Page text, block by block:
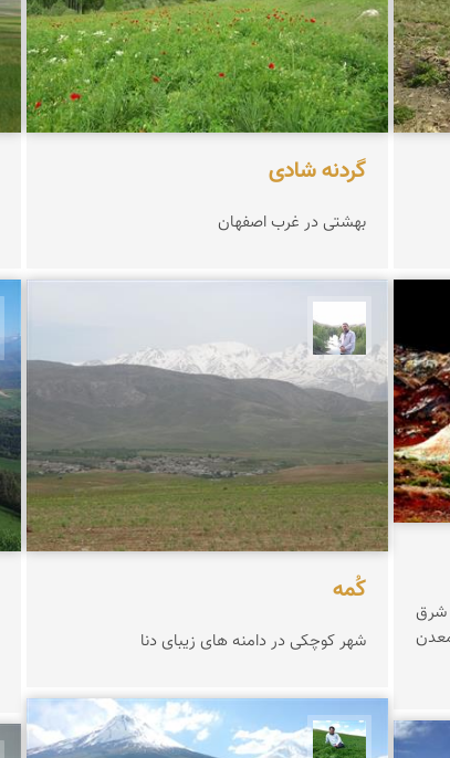
شرق
گردنه شادی
بهشتی در غرب اصفهان
کُمه
شهر کوچکی در دامنه های زیبای دنا
حسین ادیب